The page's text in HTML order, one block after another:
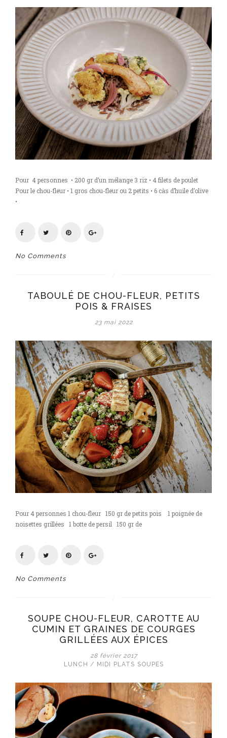
Pour 4 personnes • 200 gr d’un mélange 3 riz • 4 filets de poulet
Pour le chou-fleur • 1 gros chou-fleur ou 2 petits • 6 càs d’huile d’olive
•
No Comments
TABOULÉ DE CHOU-FLEUR, PETITS
POIS & FRAISES
23 mai 2022
Pour 4 personnes 1 chou-fleur 150 gr de petits pois 1 poignée de
noisettes grillées 1 botte de persil 150 gr de
No Comments
SOUPE CHOU-FLEUR, CAROTTE AU
CUMIN ET GRAINES DE COURGES
GRILLÉES AUX ÉPICES
28 février 2017
LUNCH / MIDI
PLATS SOUPES